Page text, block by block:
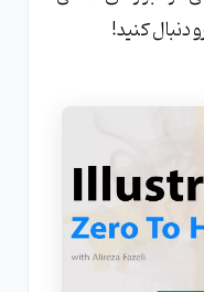
دنبال کنید!